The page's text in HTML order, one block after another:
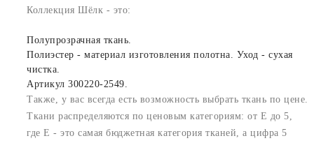
Коллекция Шёлк - это:
Полупрозрачная ткань.
Полиэстер - материал изготовления полотна. Уход - сухая
чистка.
Артикул 300220-2549.
Также, у вас всегда есть возможность выбрать ткань по цене.
Ткани распределяются по ценовым категориям: от E до 5,
где Е - это самая бюджетная категория тканей, а цифра 5